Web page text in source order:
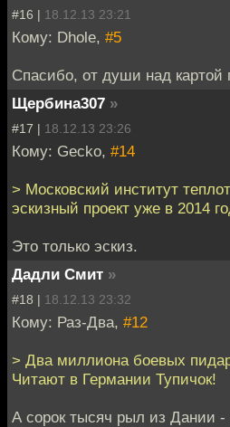
#16 | 18.12.13 23:21
Кому: Dhole, #5
Спасибо, от души над картой
Щербина307 »
#17 | 18.12.13 23:26
Кому: Gecko, #14
> Московский институт
эскизный проект уже в 2014
Это только эскиз.
Дадли Смит »
#18 | 18.12.13 23:32
Кому: Раз-Два, #12
> Два миллиона боевых
Читают в Германии Тупичок!
А сорок тысяч рыл из Дании -